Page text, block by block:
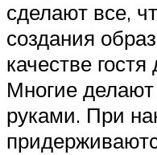
сделают все,
создания
качестве
Многие
руками. При